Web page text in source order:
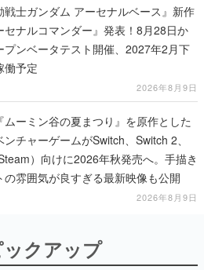
戦士ガンダム アーセナルベース』新作
セナルコマンダー』発表！8月28日か
プンベータテスト開催、2027年2月下
働予定
2026年8月9日
ムーミン谷の夏まつり』を原作とした
ンチャーゲームがSwitch、Switch 2、
）向けに2026年秋発売へ。手描き
の雰囲気が良すぎる最新映像も公開
2026年8月9日
クアップ